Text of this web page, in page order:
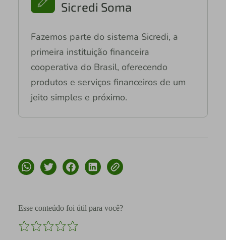
Sicredi Soma
Fazemos parte do sistema Sicredi, a
primeira instituição financeira
cooperativa do Brasil, oferecendo
produtos e serviços financeiros de um
jeito simples e próximo.
Esse conteúdo foi útil para você?